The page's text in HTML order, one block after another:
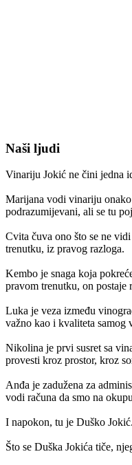
Naši ljudi
Vinariju Jokić ne čini jedna
Marijana vodi vinariju
podrazumijevani, ali se tu
Cvita čuva ono što se ne
trenutku, iz pravog razloga.
Kembo je snaga koja
pravom trenutku, on postaje
Luka je veza između
važno kao i kvaliteta samog
Nikolina je prvi susret sa
provesti kroz prostor, kroz
Anđa je zadužena za
vodi računa da smo na
I napokon, tu je Duško Jokić.
Što se Duška Jokića tiče,